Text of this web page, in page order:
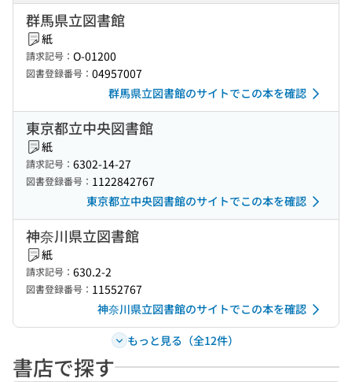
群馬県立図書館
紙
請求記号： O-01200
図書登録番号： 04957007
群馬県立図書館のサイトでこの本を確認
東京都立中央図書館
紙
請求記号： 6302-14-27
図書登録番号： 1122842767
東京都立中央図書館のサイトでこの本を確認
神奈川県立図書館
紙
請求記号： 630.2-2
図書登録番号： 11552767
神奈川県立図書館のサイトでこの本を確認
もっと見る（全12件）
書店で探す